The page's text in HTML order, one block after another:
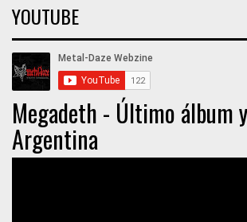
YOUTUBE
Megadeth - Último álbum
Argentina